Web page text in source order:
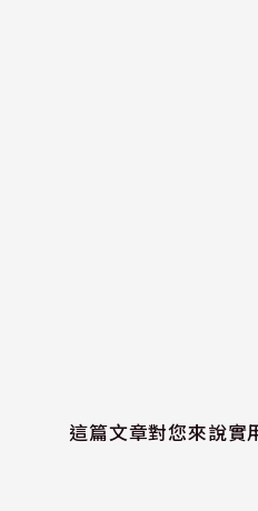
這篇文章對您來說實